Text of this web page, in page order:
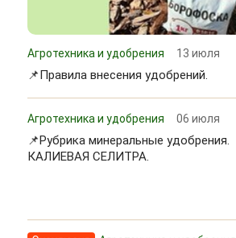
Агротехника и удобрения 13 июля
📌Правила внесения удобрений.
Агротехника и удобрения 06 июля
📌Рубрика минеральные удобрения.
КАЛИЕВАЯ СЕЛИТРА.